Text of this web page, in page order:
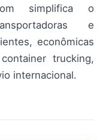
simplifica o
e
econômicas
trucking,
internacional.